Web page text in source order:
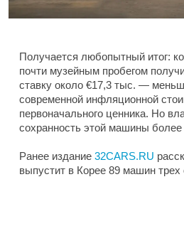
Получается любопытный итог:
почти музейным пробегом
ставку около €17,3 тыс. —
современной инфляционной
первоначального ценника. Но
сохранность этой машины более
Ранее издание 32CARS.RU
выпустит в Корее 89 машин трех